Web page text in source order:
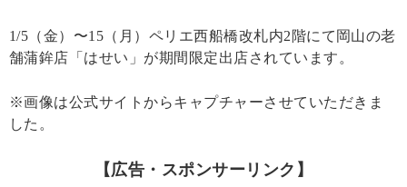
1/5（金）〜15（月）ペリエ西船橋改札内2階にて岡山の老
舗蒲鉾店「はせい」が期間限定出店されています。
※画像は公式サイトからキャプチャーさせていただきま
した。
【広告・スポンサーリンク】